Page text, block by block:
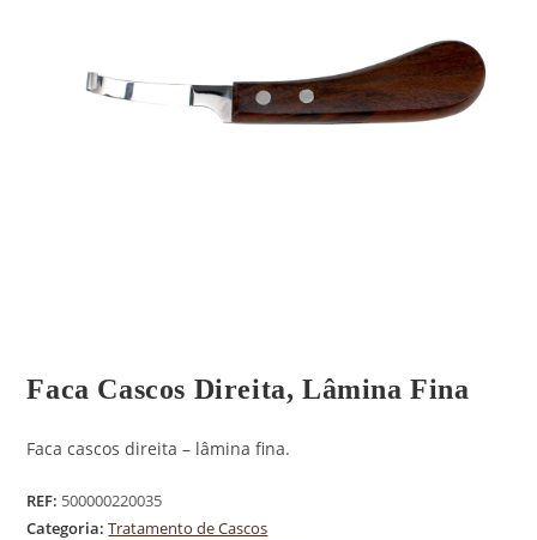
Faca Cascos Direita, Lâmina Fina
Faca cascos direita – lâmina fina.
REF: 500000220035
Categoria:Tratamento de Cascos